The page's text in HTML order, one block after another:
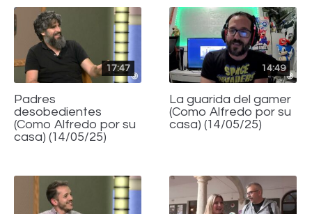
17:47
Padres
desobedientes
(Como Alfredo por su
casa) (14/05/25)
14:49
La guarida del gamer
(Como Alfredo por su
casa) (14/05/25)